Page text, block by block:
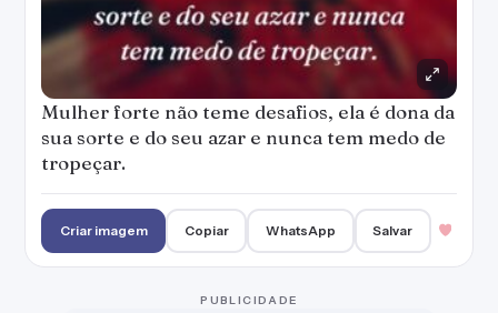
Mulher forte não teme desafios, ela é dona da
sua sorte e do seu azar e nunca tem medo de
tropeçar.
Criar imagem Copiar WhatsApp Salvar
PUBLICIDADE